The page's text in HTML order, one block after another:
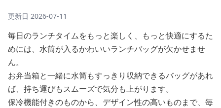
更新日 2026-07-11
毎日のランチタイムをもっと楽しく、もっと快適にするた
めには、水筒が入るかわいいランチバッグが欠かせませ
ん。
お弁当箱と一緒に水筒もすっきり収納できるバッグがあれ
ば、持ち運びもスムーズで気分も上がります。
保冷機能付きのものから、デザイン性の高いものまで、毎